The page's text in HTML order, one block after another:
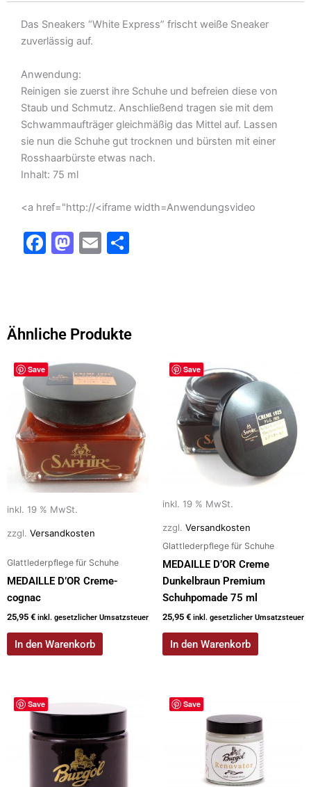
Das Sneakers “White Express” frischt weiße Sneaker
zuverlässig auf.
Anwendung:
Reinigen sie zuerst ihre Schuhe und befreien diese von
Staub und Schmutz. Anschließend tragen sie mit dem
Schwammaufträger gleichmäßig das Mittel auf. Lassen
sie nun die Schuhe gut trocknen und bürsten mit einer
Rosshaarbürste etwas nach.
Inhalt: 75 ml
<a href="http://<iframe width=Anwendungsvideo
F
b
o
k
M
d
n
E
Ähnliche Produkte
Save
inkl. 19 % MwSt.
zzgl. Versandkosten
Glattlederpflege für Schuhe
MEDAILLE D’OR Creme-
cognac
25,95 € inkl. gesetzlicher Umsatzsteuer
In den Warenkorb
Save
inkl. 19 % MwSt.
zzgl. Versandkosten
Glattlederpflege für Schuhe
MEDAILLE D’OR Creme
Dunkelbraun Premium
Schuhpomade 75 ml
25,95 € inkl. gesetzlicher Umsatzsteuer
In den Warenkorb
Save Save